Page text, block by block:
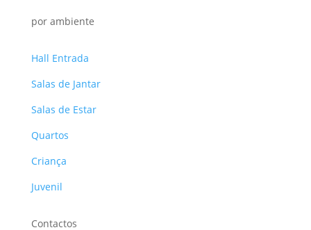
por ambiente
Hall Entrada
Salas de Jantar
Salas de Estar
Quartos
Criança
Juvenil
Contactos